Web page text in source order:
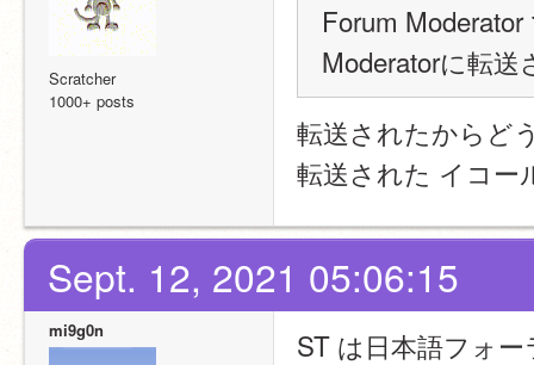
Scratcher
1000+ posts
Forum
Moderatorに転
転送されたからど
転送された イコー
Sept. 12, 2021 05:06:15
mi9g0n
ST は日本語フォ